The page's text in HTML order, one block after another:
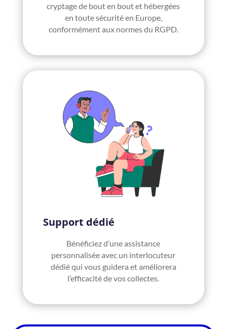
cryptage de bout en bout et hébergées
en toute sécurité en Europe,
conformément aux normes du RGPD.
Support dédié
Bénéficiez d’une assistance
personnalisée avec un interlocuteur
dédié qui vous guidera et améliorera
l’efficacité de vos collectes.